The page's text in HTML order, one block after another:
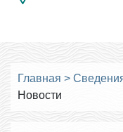
Главная >
Новости